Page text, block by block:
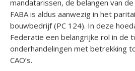
mandatarissen, de belangen van
FABA is aldus aanwezig in het
bouwbedrijf (PC 124). In deze
Federatie een belangrijke rol in de
onderhandelingen met betrekking
CAO’s.